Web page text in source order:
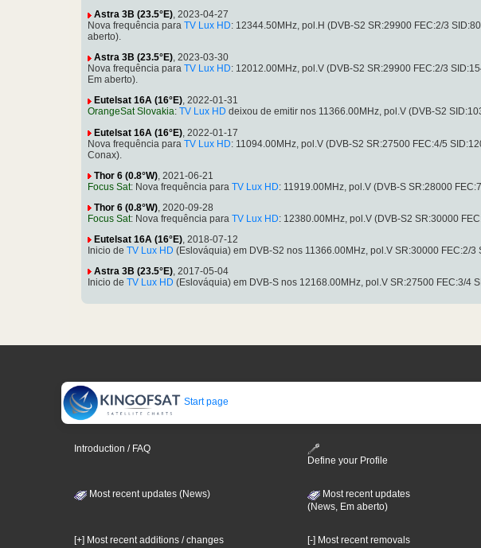
Astra 3B (23.5°E), 2023-04-27
Nova frequência para TV Lux HD: 12344.50MHz, pol.H (DVB-S2 SR:29900 FEC:2/3
aberto).
Astra 3B (23.5°E), 2023-03-30
Nova frequência para TV Lux HD: 12012.00MHz, pol.V (DVB-S2 SR:29900 FEC:2/3
Em aberto).
Eutelsat 16A (16°E), 2022-01-31
OrangeSat Slovakia: TV Lux HD deixou de emitir nos 11366.00MHz, pol.V (DVB-S2
Eutelsat 16A (16°E) , 2022-01-17
Nova frequência para TV Lux HD: 11094.00MHz, pol.V (DVB-S2 SR:27500 FEC:4/5
Conax).
Thor 6 (0.8°W) , 2021-06-21
Focus Sat: Nova frequência para TV Lux HD: 11919.00MHz, pol.V (DVB-S SR:28000
Thor 6 (0.8°W), 2020-09-28
Focus Sat: Nova frequência para TV Lux HD: 12380.00MHz, pol.V (DVB-S2 SR:30000
Eutelsat 16A (16°E), 2018-07-12
Inicio de TV Lux HD (Eslováquia) em DVB-S2 nos 11366.00MHz, pol.V SR:30000 FEC:2/3
Astra 3B (23.5°E), 2017-05-04
Inicio de TV Lux HD (Eslováquia) em DVB-S nos 12168.00MHz, pol.V SR:27500 FEC:3/4
Start page
Introduction / FAQ
Define your Profile
Most recent updates (News)
Most recent updates
(News, Em aberto)
[+] Most recent additions / changes [-] Most recent removals